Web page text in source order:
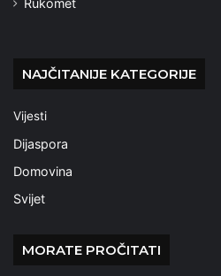
Rukomet
NAJČITANIJE KATEGORIJE
Vijesti
Dijaspora
Domovina
Svijet
MORATE PROČITATI